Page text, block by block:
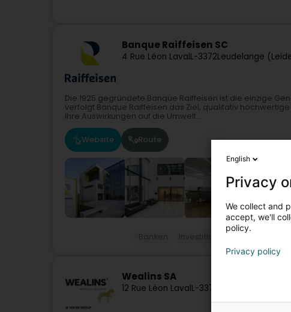
Banque Raiffeisen SC
4 Rue Léon LavalL-3372Leudelange
Die 1925 gegründete Banque Raiffeisen ist die einzige
verfolgt Banque Raiffeisen das Ziel, qualitativ
ihre Auswirkungen auf die Umwelt...
Website Route
Wealins SA
12 Rue Léon LavalL-3372 Leudelange
English
Privacy
We collect and
accept, we'll
policy.
Privacy policy